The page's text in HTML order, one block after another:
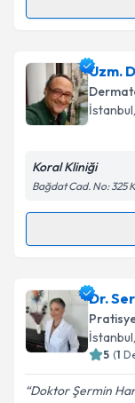
Randevu
Uzm. Dr.
oluşturun.
takvim
Kişisel
Metni'ni
Uzm.
İstanbul
Koral Kliniği
Bağdat Cad. No: 325
Randevu
Uzm. Dr.
oluşturun.
takvim
Dr.
İstanbul
5 (1
Doktor Şermin